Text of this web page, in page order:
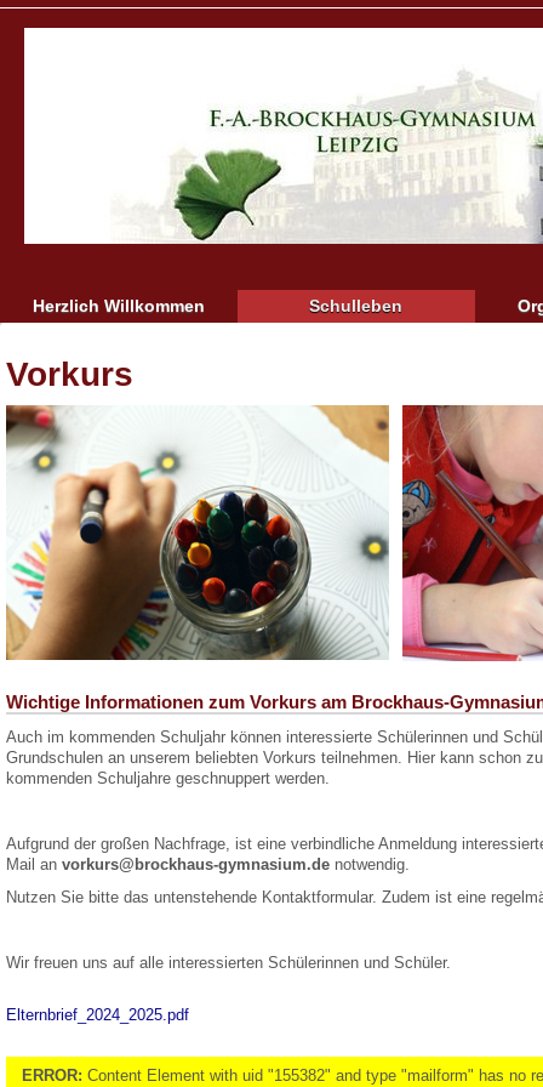
Herzlich Willkommen Schulleben
Vorkurs
Wichtige Informationen zum Vorkurs am Brockhaus-
Auch im kommenden Schuljahr können interessierte Schülerinnen und
Grundschulen an unserem beliebten Vorkurs teilnehmen. Hier kann schon
kommenden Schuljahre geschnuppert werden.
Aufgrund der großen Nachfrage, ist eine verbindliche Anmeldung
Mail an vorkurs@brockhaus-gymnasium.de notwendig.
Nutzen Sie bitte das untenstehende Kontaktformular. Zudem ist eine
Wir freuen uns auf alle interessierten Schülerinnen und Schüler.
Elternbrief_2024_2025.pdf
ERROR: Content Element with uid "155382" and type "mailform" has no